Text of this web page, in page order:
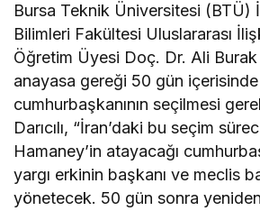
Bursa Teknik Üniversitesi (BTÜ)
Bilimleri Fakültesi Uluslararası
Öğretim Üyesi Doç. Dr. Ali Burak
anayasa gereği 50 gün
cumhurbaşkanının seçilmesi
Darıcılı, “İran’daki bu seçim
Hamaney’in atayacağı
yargı erkinin başkanı ve meclis
yönetecek. 50 gün sonra